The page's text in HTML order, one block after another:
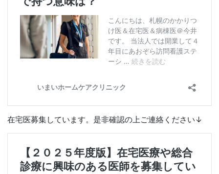
在宅医募集しています。是非確認の上ご連絡ください↓